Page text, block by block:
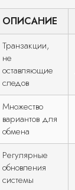
ОПИСАНИЕ
Транзакции,
не
оставляющие
следов
Множество
вариантов для
обмена
Регулярные
обновления
системы